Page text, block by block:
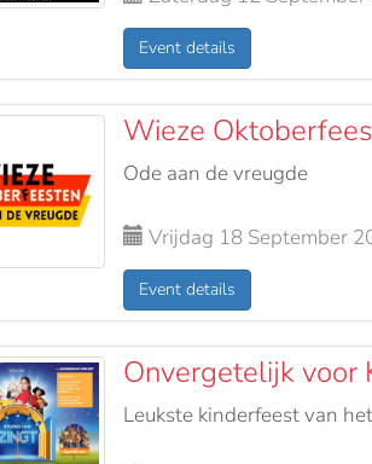
Event details
Wieze
Ode aan de vreugde
Vrijdag 18 September
Event details
Onvergetelijk voor
Leukste kinderfeest van